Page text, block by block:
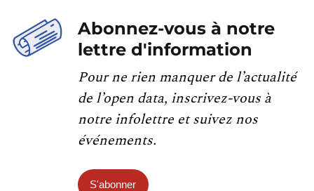
Abonnez-vous à notre
lettre d'information
Pour ne rien manquer de l’actualité
de l’open data, inscrivez-vous à
notre infolettre et suivez nos
événements.
S'abonner